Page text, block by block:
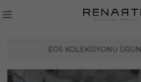
EOS KOLEKSIYONU ÜRÜN